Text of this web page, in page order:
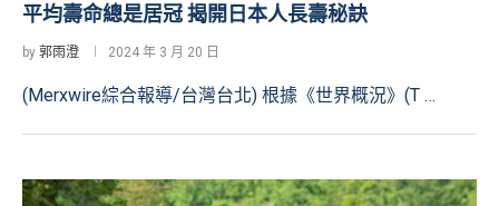
平均壽命總是居冠 揭開日本人長壽秘訣
by 郭雨澄 2024 年 3 月 20 日
(Merxwire綜合報導/台灣台北) 根據《世界概況》(T …